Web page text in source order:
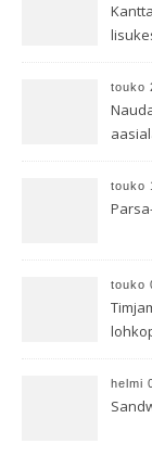
touko
touko
touko
helmi